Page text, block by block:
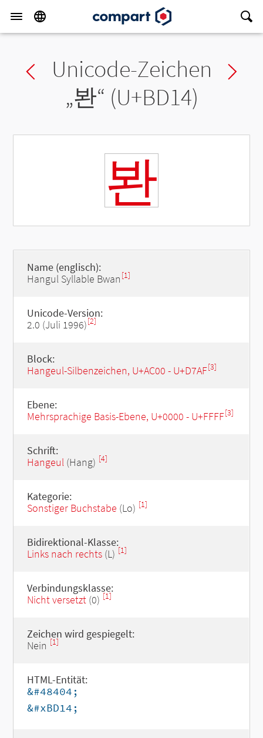
Previous char
Unicode-Zeichen
„봔“ (U+BD14)
봔
Name (englisch):
Hangul Syllable Bwan [1]
Unicode-Version:
2.0 (Juli 1996)[2]
Block:
Hangeul-Silbenzeichen, U+AC00 - U+D7AF[3]
Ebene:
Mehrsprachige Basis-Ebene, U+0000 - U+FFFF[3]
Schrift:
Hangeul(Hang) [4]
Kategorie:
Sonstiger Buchstabe (Lo) [1]
Bidirektional-Klasse:
Links nach rechts(L) [1]
Verbindungsklasse:
Nicht versetzt(0) [1]
Zeichen wird gespiegelt:
Nein [1]
HTML-Entität:
&#48404;
&#xBD14;